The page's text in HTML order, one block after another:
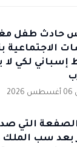
حادث طفل
الاجتماعية
إسباني لكي لا
التي
سب الملك